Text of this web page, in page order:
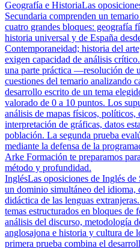
Geografía e HistoriaLas
Secundaria comprenden un
cuatro grandes bloques: geografía
historia universal y de España
Contemporaneidad; historia del
exigen capacidad de análisis
una parte práctica —resolución de
cuestiones del temario analizando
desarrollo escrito de un tema
valorado de 0 a 10 puntos. Los
análisis de mapas físicos, políticos,
interpretación de gráficas, datos
población. La segunda prueba
mediante la defensa de la
Arke Formación te preparamos
método y profundidad.
InglésLas oposiciones de Inglés
un dominio simultáneo del idioma,
didáctica de las lenguas
temas estructurados en bloques
análisis del discurso, metodología
anglosajona e historia y cultura de
primera prueba combina el